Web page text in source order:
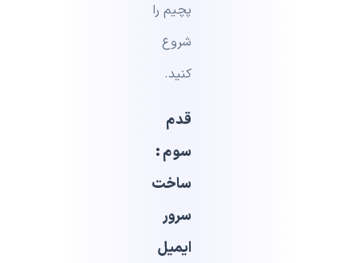
پچیم را
شروع
کنید.
قدم
سوم :
ساخت
سرور
ایمیل